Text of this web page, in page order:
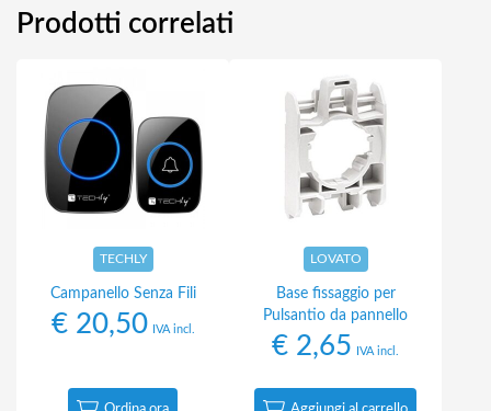
Prodotti correlati
TECHLY
Campanello Senza Fili
€20,50 IVA incl.
LOVATO
Base fissaggio per
Pulsantio da pannello
€ 2,65 IVA incl.